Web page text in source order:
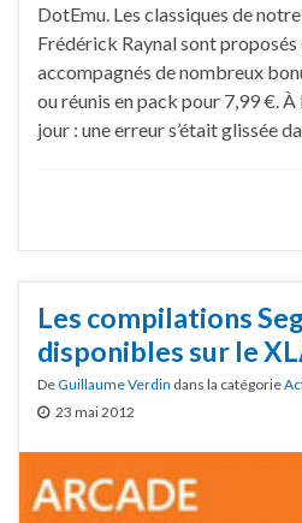
DotEmu. Les classiques de
Frédérick Raynal sont proposés
accompagnés de nombreux
ou réunis en pack pour 7,99 €.
jour : une erreur s’était glissée
Les compilations
disponibles sur le
DeGuillaume Verdin dans la catégorie
23 mai 2012